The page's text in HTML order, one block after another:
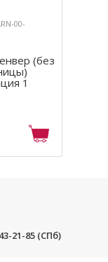
00-
(без
1
21-85 (СПб)